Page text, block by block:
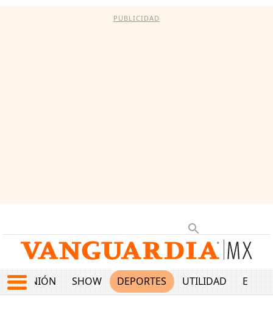
PUBLICIDAD
OPINIÓN SHOW DEPORTES UTILIDAD